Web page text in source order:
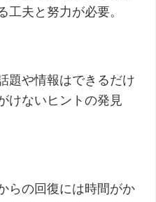
工夫と努力が必要。
題や情報はできるだけ
けないヒントの発見
らの回復には時間がか